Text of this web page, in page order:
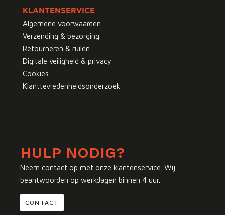
KLANTENSERVICE
Algemene voorwaarden
Verzending & bezorging
Retourneren & ruilen
Digitale veiligheid & privacy
Cookies
Klanttevredenheidsonderzoek
HULP NODIG?
Neem contact op met onze klantenservice. Wij
beantwoorden op werkdagen binnen 4 uur.
CONTACT